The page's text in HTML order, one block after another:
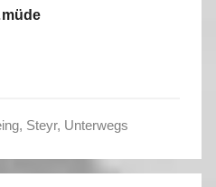
, Steyr, Unterwegs